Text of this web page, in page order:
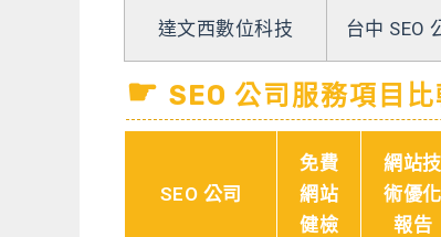
達文西數位科技 台中 SEO
SEO 公司服務項目
SEO 公司
免費
網站
健檢
網站技
術優化
報告